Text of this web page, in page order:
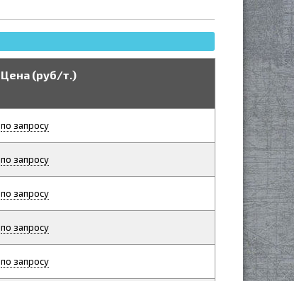
Цена (руб/т.)
по запросу
по запросу
по запросу
по запросу
по запросу